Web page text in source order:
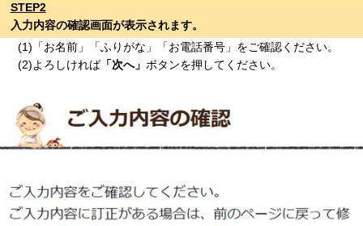
STEP2
入力内容の確認画面が表示されます。
(1)「お名前」「ふりがな」「お電話番号」をご確認ください。
(2)よろしければ「次へ」 ボタンを押してください。